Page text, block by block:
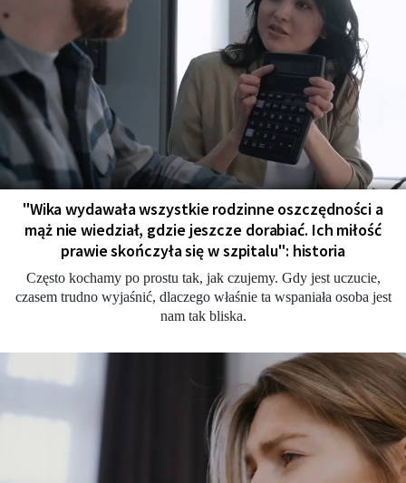
"Wika wydawała wszystkie rodzinne oszczędności a
mąż nie wiedział, gdzie jeszcze dorabiać. Ich miłość
prawie skończyła się w szpitalu": historia
Często kochamy po prostu tak, jak czujemy. Gdy jest uczucie,
czasem trudno wyjaśnić, dlaczego właśnie ta wspaniała osoba jest
nam tak bliska.